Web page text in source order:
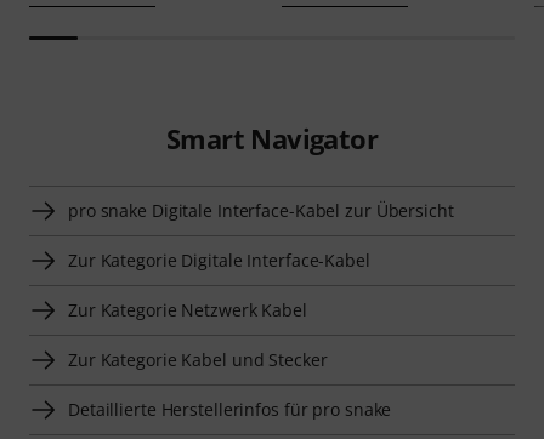
Smart Navigator
pro snake Digitale Interface-Kabel zur Übersicht
Zur Kategorie Digitale Interface-Kabel
Zur Kategorie Netzwerk Kabel
Zur Kategorie Kabel und Stecker
Detaillierte Herstellerinfos für pro snake